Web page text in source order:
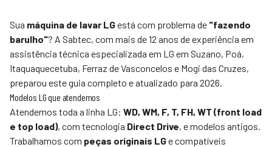
Sua máquina de lavar LGestá com problema de "fazendo
barulho"? A Sabtec, com mais de 12 anos de experiência em
assistência técnica especializada em LG em Suzano, Poá,
Itaquaquecetuba, Ferraz de Vasconcelos e Mogi das Cruzes,
preparou este guia completo e atualizado para 2026.
Modelos LG que atendemos
Atendemos toda a linha LG: WD, WM, F, T, FH, WT (front load
e top load), com tecnologia Direct Drive, e modelos antigos.
Trabalhamos com peças originais LGe compatíveis